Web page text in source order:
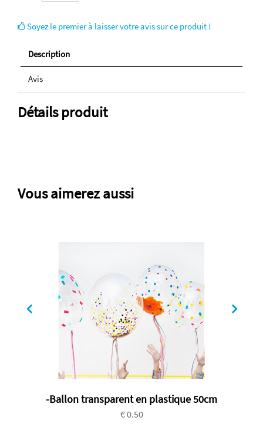
Soyez le premier à laisser votre avis sur ce produit !
Description
Avis
Détails produit
Vous aimerez aussi
-Ballon transparent en plastique 50cm
€ 0.50